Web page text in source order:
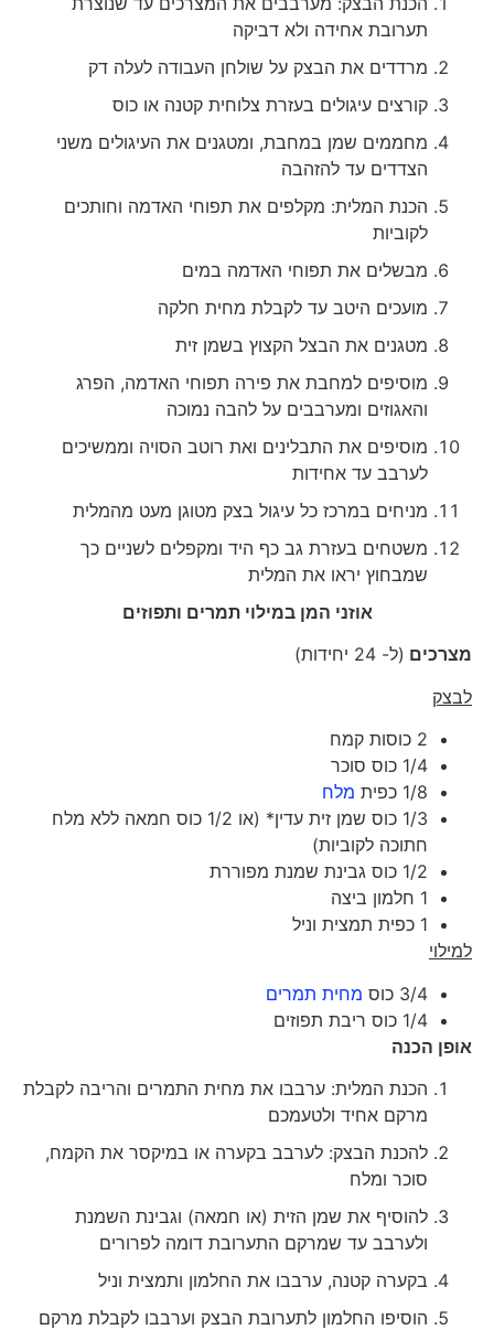
תערובת אחידה ולא דביקה
מרדדים את הבצק על שולחן העבודה לעלה דק
קורצים עיגולים בעזרת צלוחית קטנה או כוס
מחממים שמן במחבת, ומטגנים את העיגולים משני
הצדדים עד להזהבה
הכנת המלית: מקלפים את תפוחי האדמה וחותכים
לקוביות
מבשלים את תפוחי האדמה במים
מועכים היטב עד לקבלת מחית חלקה
מטגנים את הבצל הקצוץ בשמן זית
מוסיפים למחבת את פירה תפוחי האדמה, הפרג
והאגוזים ומערבבים על להבה נמוכה
מוסיפים את התבלינים ואת רוטב הסויה וממשיכים
לערבב עד אחידות
מניחים במרכז כל עיגול בצק מטוגן מעט מהמלית
משטחים בעזרת גב כף היד ומקפלים לשניים כך
שמבחוץ יראו את המלית
אוזני המן במילוי תמרים ותפוזים
מצרכים(ל- 24 יחידות)
לבצק
2 כוסות קמח
1/4 כוס סוכר
1/8 כפית
מלח
1/3 כוס שמן זית עדין* (או 1/2 כוס חמאה ללא מלח
חתוכה לקוביות)
1/2 כוס גבינת שמנת מפוררת
1 חלמון ביצה
1 כפית תמצית וניל
למילוי
3/4 כוס
מחית תמרים
1/4 כוס ריבת תפוזים
אופן הכנה
הכנת המלית: ערבבו את מחית התמרים והריבה לקבלת
מרקם אחיד ולטעמכם
להכנת הבצק: לערבב בקערה או במיקסר את הקמח,
סוכר ומלח
להוסיף את שמן הזית (או חמאה) וגבינת השמנת
ולערבב עד שמרקם התערובת דומה לפרורים
בקערה קטנה, ערבבו את החלמון ותמצית וניל
הוסיפו החלמון לתערובת הבצק וערבבו לקבלת מרקם